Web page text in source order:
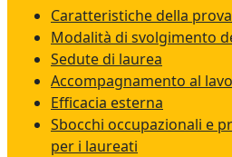
Caratteristiche della
Modalità di svolgimento
Sedute di laurea
Accompagnamento al
Efficacia esterna
Sbocchi occupazionali e
per i laureati